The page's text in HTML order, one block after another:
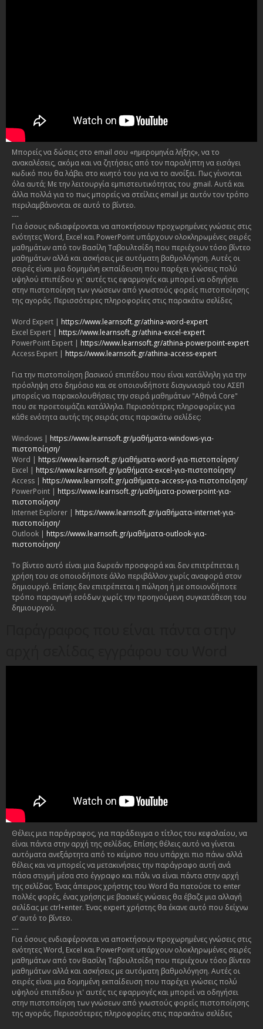
Μπορείς να δώσεις στο email σου «ημερομηνία λήξης», να το
ανακαλέσεις, ακόμα και να ζητήσεις από τον παραλήπτη να εισάγει
κωδικό που θα λάβει στο κινητό του για να το ανοίξει. Πως γίνονται
όλα αυτά; Με την λειτουργία εμπιστευτικότητας του gmail. Αυτά και
άλλα πολλά για το πως μπορείς να στείλεις email με αυτόν τον τρόπο
περιλαμβάνονται σε αυτό το βίντεο.
---
Για όσους ενδιαφέρονται να αποκτήσουν προχωρημένες γνώσεις στις
ενότητες Word, Excel και PowerPoint υπάρχουν ολοκληρωμένες σειρές
μαθημάτων από τον Βασίλη Ταβουλτσίδη που περιέχουν τόσο βίντεο
μαθημάτων αλλά και ασκήσεις με αυτόματη βαθμολόγηση. Αυτές οι
σειρές είναι μια δομημένη εκπαίδευση που παρέχει γνώσεις πολύ
υψηλού επιπέδου γι' αυτές τις εφαρμογές και μπορεί να οδηγήσει
στην πιστοποίηση των γνώσεων από γνωστούς φορείς πιστοποίησης
της αγοράς. Περισσότερες πληροφορίες στις παρακάτω σελίδες
Word Expert | https://www.learnsoft.gr/athina-word-expert
Excel Expert | https://www.learnsoft.gr/athina-excel-expert
PowerPoint Expert | https://www.learnsoft.gr/athina-powerpoint-expert
Access Expert | https://www.learnsoft.gr/athina-access-expert
Για την πιστοποίηση βασικού επιπέδου που είναι κατάλληλη για την
πρόσληψη στο δημόσιο και σε οποιονδήποτε διαγωνισμό του ΑΣΕΠ
μπορείς να παρακολουθήσεις την σειρά μαθημάτων "Αθηνά Core"
που σε προετοιμάζει κατάλληλα. Περισσότερες πληροφορίες για
κάθε ενότητα αυτής της σειράς στις παρακάτω σελίδες:
Windows | https://www.learnsoft.gr/μαθήματα-windows-για-
πιστοποίηση/
Word | https://www.learnsoft.gr/μαθήματα-word-για-πιστοποίηση/
Excel | https://www.learnsoft.gr/μαθήματα-excel-για-πιστοποίηση/
Access | https://www.learnsoft.gr/μαθήματα-access-για-πιστοποίηση/
PowerPoint | https://www.learnsoft.gr/μαθήματα-powerpoint-για-
πιστοποίηση/
Internet Explorer | https://www.learnsoft.gr/μαθήματα-internet-για-
πιστοποίηση/
Outlook | https://www.learnsoft.gr/μαθήματα-outlook-για-
πιστοποίηση/
Το βίντεο αυτό είναι μια δωρεάν προσφορά και δεν επιτρέπεται η
χρήση του σε οποιοδήποτε άλλο περιβάλλον χωρίς αναφορά στον
δημιουργό. Επίσης δεν επιτρέπεται η πώληση ή με οποιονδήποτε
τρόπο παραγωγή εσόδων χωρίς την προηγούμενη συγκατάθεση του
δημιουργού.
Θέλεις μια παράγραφος, για παράδειγμα ο τίτλος του κεφαλαίου, να
είναι πάντα στην αρχή της σελίδας. Επίσης θέλεις αυτό να γίνεται
αυτόματα ανεξάρτητα από το κείμενο που υπάρχει πιο πάνω αλλά
θέλεις και να μπορείς να μετακινήσεις την παράγραφο αυτή ανά
πάσα στιγμή μέσα στο έγγραφο και πάλι να είναι πάντα στην αρχή
της σελίδας. Ένας άπειρος χρήστης του Word θα πατούσε το enter
πολλές φορές, ένας χρήσης με βασικές γνώσεις θα έβαζε μια αλλαγή
σελίδας με ctrl+enter. Ένας expert χρήστης θα έκανε αυτό που δείχνω
σ’ αυτό το βίντεο.
---
Για όσους ενδιαφέρονται να αποκτήσουν προχωρημένες γνώσεις στις
ενότητες Word, Excel και PowerPoint υπάρχουν ολοκληρωμένες σειρές
μαθημάτων από τον Βασίλη Ταβουλτσίδη που περιέχουν τόσο βίντεο
μαθημάτων αλλά και ασκήσεις με αυτόματη βαθμολόγηση. Αυτές οι
σειρές είναι μια δομημένη εκπαίδευση που παρέχει γνώσεις πολύ
υψηλού επιπέδου γι' αυτές τις εφαρμογές και μπορεί να οδηγήσει
στην πιστοποίηση των γνώσεων από γνωστούς φορείς πιστοποίησης
της αγοράς. Περισσότερες πληροφορίες στις παρακάτω σελίδες